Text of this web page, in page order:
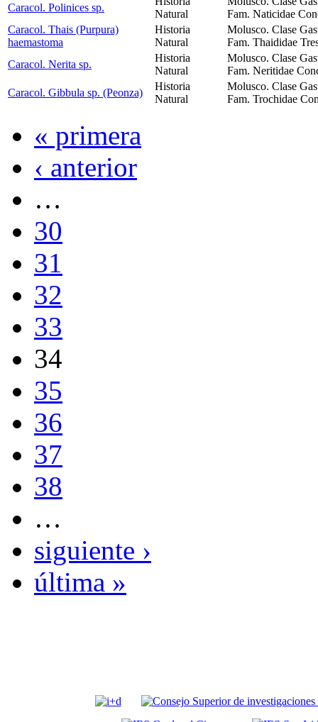
Caracol. Polinices sp.
Natural
Fam. Naticidae
Caracol. Thais (Purpura)
haemastoma
Historia
Natural
Molusco. Clase
Fam. Thaididae
Caracol. Nerita sp.
Historia
Natural
Molusco. Clase
Fam. Neritidae
Caracol. Gibbula sp. (Peonza)
Historia
Natural
Molusco. Clase
Fam. Trochidae
« primera
‹ anterior
…
30
31
32
33
34
35
36
37
38
…
siguiente ›
última »